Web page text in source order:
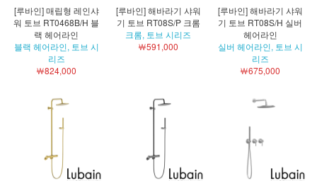
[루바인] 매립형 레인샤
워 토브 RT0468B/H 블
랙 헤어라인
블랙 헤어라인, 토브 시
리즈
￦824,000
[루바인] 해바라기 샤워
기 토브 RT08S/P 크롬
크롬, 토브 시리즈
￦591,000
[루바인] 해바라기 샤워
기 토브 RT08S/H 실버
헤어라인
실버 헤어라인, 토브 시
리즈
￦675,000